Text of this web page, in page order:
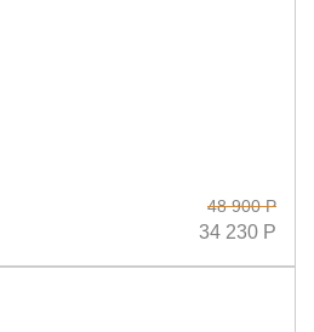
48 900 Р
34 230 Р